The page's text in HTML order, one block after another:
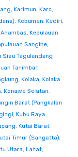
, Karimun, Karo,
, Kebumen, Kediri,
, Kepulauan
Sangihe,
Siau Tagulandang
Tanimbar,
, Kolaka, Kolaka
, Konawe Selatan,
Barat (Pangkalan
, Kubu Raya
, Kutai Barat
Timur (Sangatta),
Utara, Lahat,